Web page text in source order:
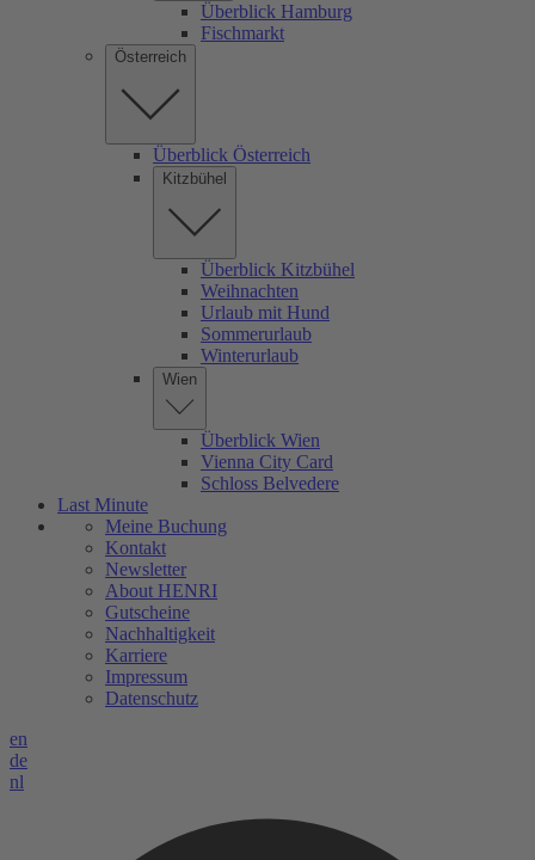
Überblick Hamburg
Fischmarkt
Österreich
Überblick Österreich
Kitzbühel
Überblick Kitzbühel
Weihnachten
Urlaub mit Hund
Sommerurlaub
Winterurlaub
Wien
Überblick Wien
Vienna City Card
Schloss Belvedere
Last Minute
Meine Buchung
Kontakt
Newsletter
About HENRI
Gutscheine
Nachhaltigkeit
Karriere
Impressum
Datenschutz
en
de
nl